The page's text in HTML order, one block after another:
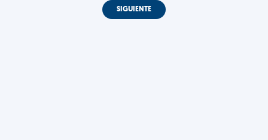
SIGUIENTE